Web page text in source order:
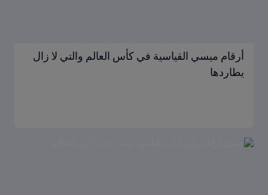
أرقام ميسي القياسية في كأس العالم والتي لا زال
يطاردها